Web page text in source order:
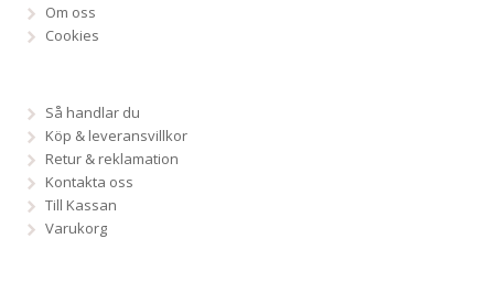
Om oss
Cookies
Så handlar du
Köp & leveransvillkor
Retur & reklamation
Kontakta oss
Till Kassan
Varukorg